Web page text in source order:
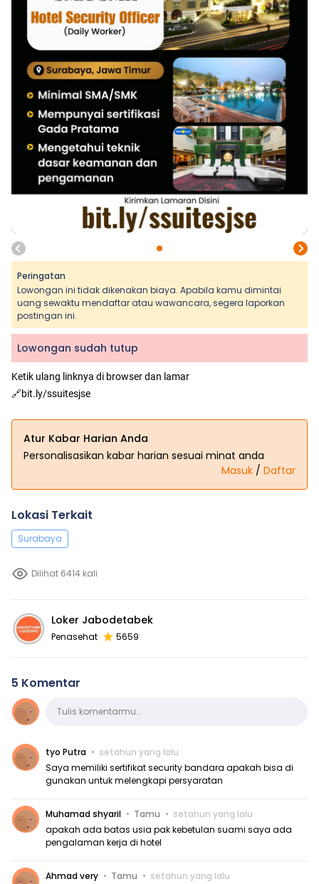
Peringatan
Lowongan ini tidak dikenakan biaya. Apabila kamu dimintai
uang sewaktu mendaftar atau wawancara, segera laporkan
postingan ini.
Lowongan sudah tutup
Ketik ulang linknya di browser dan lamar
🔗bit.ly/ssuitesjse
Atur Kabar Harian Anda
Personalisasikan kabar harian sesuai minat anda
Masuk / Daftar
Lokasi Terkait
Surabaya
Dilihat 6414 kali
Loker Jabodetabek
Penasehat 5659
5 Komentar
KomentarTulis komentarmu…
tyo Putra
setahun yang lalu
Saya memiliki sertifikat security bandara apakah bisa di
gunakan untuk melengkapi persyaratan
Muhamad shyaril Tamu
setahun yang lalu
apakah ada batas usia pak kebetulan suami saya ada
pengalaman kerja di hotel
Ahmad very Tamu
setahun yang lalu